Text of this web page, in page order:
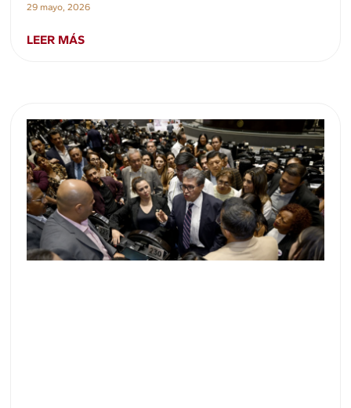
29 mayo, 2026
LEER MÁS